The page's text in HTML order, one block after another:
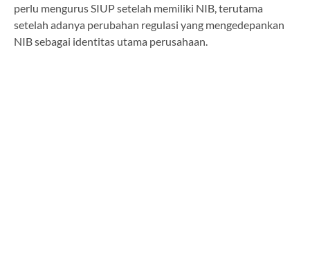
perlu mengurus SIUP setelah memiliki NIB, terutama
setelah adanya perubahan regulasi yang mengedepankan
NIB sebagai identitas utama perusahaan.